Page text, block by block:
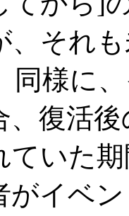
、それ
同様に
、復活
ていた
がイベ